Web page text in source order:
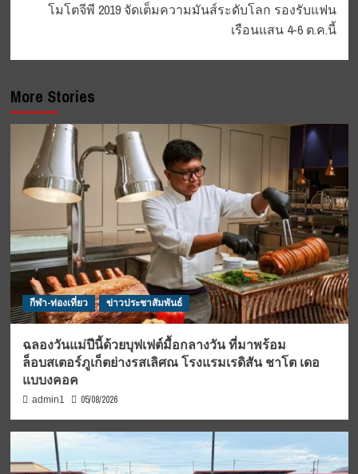
โมโตจีพี 2019 จัดเต็มความมันส์ระดับโลก รองรับแฟน
เรือนแสน 4-6 ต.ค.นี้
More Stories
กีฬา-ท่องเที่ยว ข่าวประชาสัมพันธ์
ฉลองวันแม่ปีนี้ด้วยบุฟเฟต์มื้อกลางวัน ที่มาพร้อม
ล็อบสเตอร์ภูเก็ตย่างรสเลิศณ โรงแรมเรดิสัน ชาโต เดอ
แบบงคอค
admin1 05/08/2026